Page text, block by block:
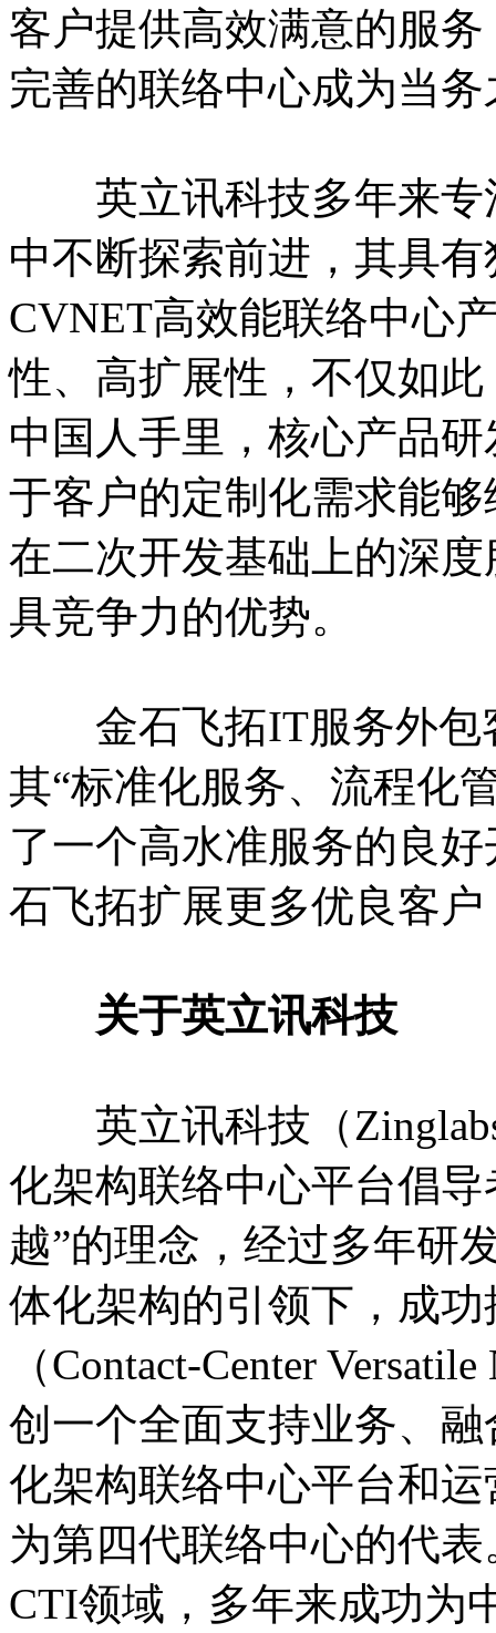
客户提供高效满意的服
完善的联络中心成为当务
英立讯科技多年来专
中不断探索前进，其具
CVNET高效能联络中心
性、高扩展性，不仅如
中国人手里，核心产品
于客户的定制化需求能
在二次开发基础上的深
具竞争力的优势。
金石飞拓IT服务外包
其“标准化服务、流程化
了一个高水准服务的良
石飞拓扩展更多优良客
关于英立讯科技
英立讯科技（
化架构联络中心平台倡
越”的理念，经过多年研
体化架构的引领下，成
（Contact-Center
创一个全面支持业务、
化架构联络中心平台和
为第四代联络中心的代
CTI领域，多年来成功为